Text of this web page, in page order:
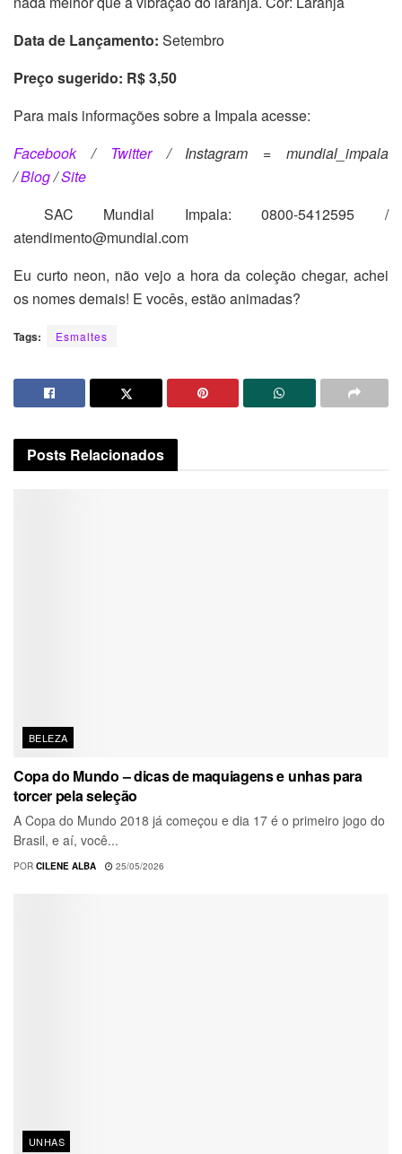
Data de Lançamento: Setembro
Preço sugerido: R$ 3,50
Para mais informações sobre a Impala acesse:
Facebook/ Twitter/ Instagram = mundial_impala
/Blog/Site
SAC Mundial Impala: 0800-5412595 /
atendimento@mundial.com
Eu curto neon, não vejo a hora da coleção chegar, achei
os nomes demais! E vocês, estão animadas?
Tags: Esmaltes
Posts Relacionados
BELEZA
Copa do Mundo – dicas de maquiagens e unhas para
torcer pela seleção
A Copa do Mundo 2018 já começou e dia 17 é o primeiro jogo do
Brasil, e aí, você...
POR CILENE ALBA 25/05/2026
UNHAS